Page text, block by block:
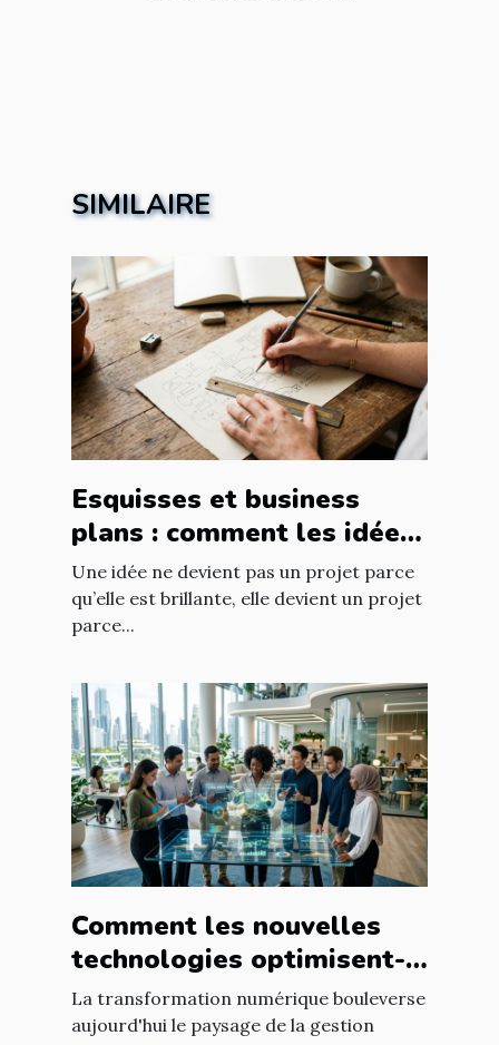
SIMILAIRE
Esquisses et business
plans : comment les idées
prennent forme
Une idée ne devient pas un projet parce
qu’elle est brillante, elle devient un projet
parce...
Comment les nouvelles
technologies optimisent-
elles la gestion
d'entreprise ?
La transformation numérique bouleverse
aujourd'hui le paysage de la gestion